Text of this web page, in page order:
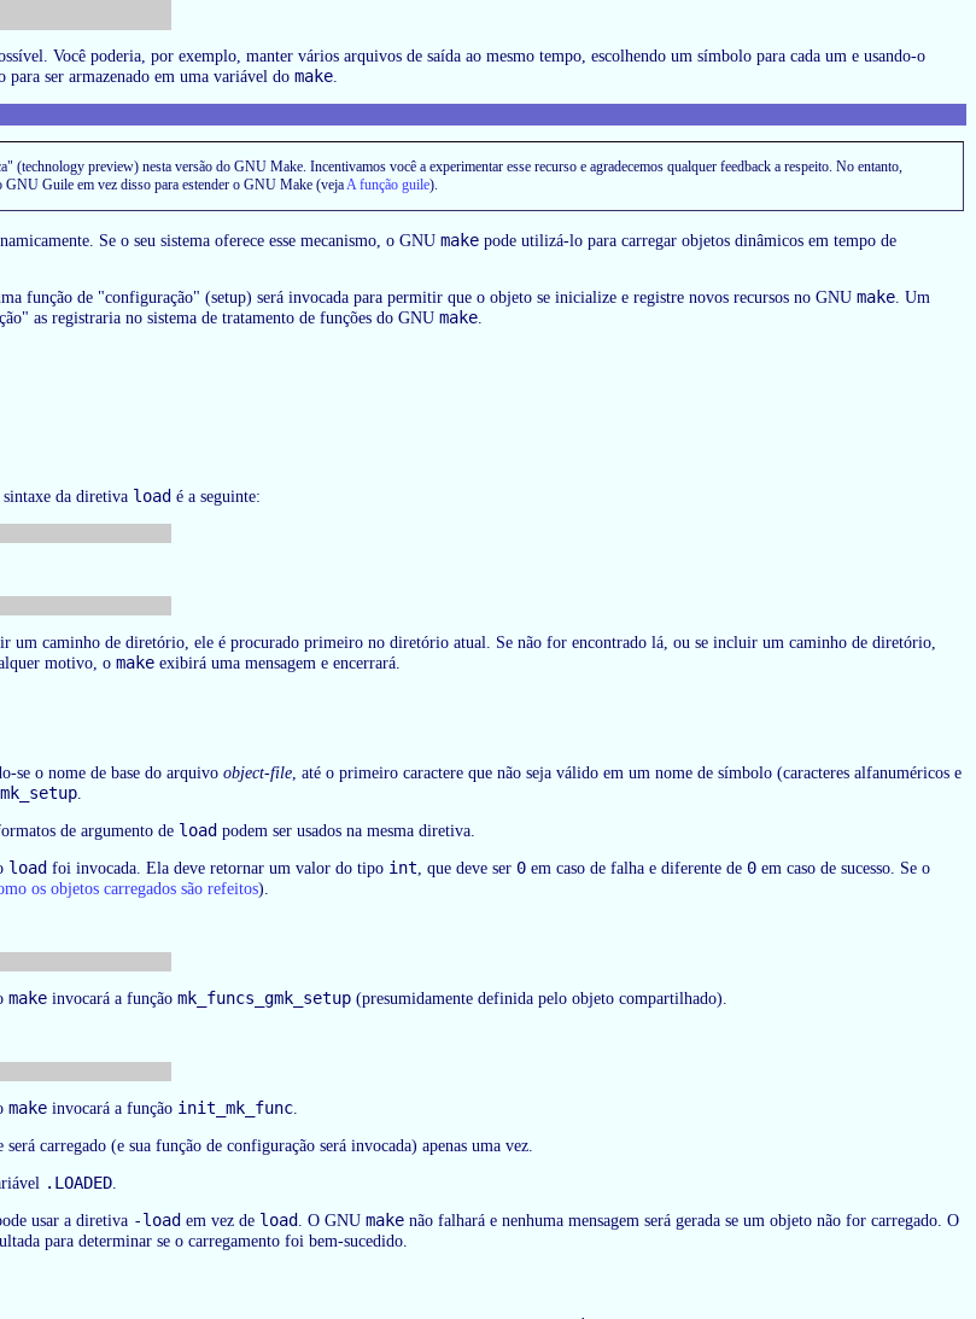
Você poderia, por exemplo, manter vários arquivos de saída ao mesmo tempo, escolhendo um símbolo para cada um e usando-o
ser armazenado em uma variável do make
(technology preview) nesta versão do GNU Make. Incentivamos você a experimentar esse recurso e agradecemos qualquer feedback a respeito. No entanto,
GNU Guile em vez disso para estender o GNU Make (vejaA função guile).
Se o seu sistema oferece esse mecanismo, o GNU make pode utilizá-lo para carregar objetos dinâmicos em tempo de
função de "configuração" (setup) será invocada para permitir que o objeto se inicialize e registre novos recursos no GNU make. Um
as registraria no sistema de tratamento de funções do GNU make.
da diretiva load é a seguinte:
um caminho de diretório, ele é procurado primeiro no diretório atual. Se não for encontrado lá, ou se incluir um caminho de diretório,
motivo, o make exibirá uma mensagem e encerrará.
se o nome de base do arquivo object-file , até o primeiro caractere que não seja válido em um nome de símbolo (caracteres alfanuméricos e
de argumento de load podem ser usados na mesma diretiva.
load foi invocada. Ela deve retornar um valor do tipo int , que deve ser 0 em caso de falha e diferente de 0 em caso de sucesso. Se o
os objetos carregados são refeitos).
make invocará a função mk_funcs_gmk_setup (presumidamente definida pelo objeto compartilhado).
make invocará a função init_mk_func
será carregado (e sua função de configuração será invocada) apenas uma vez.
.LOADED
usar a diretiva -load em vez de load . O GNU make não falhará e nenhuma mensagem será gerada se um objeto não for carregado. O
para determinar se o carregamento foi bem-sucedido.